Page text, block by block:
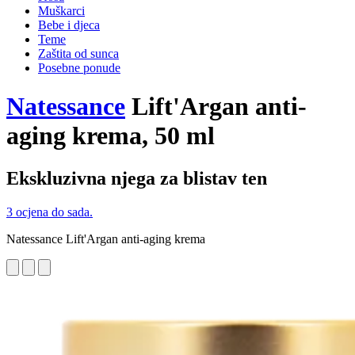
Muškarci
Bebe i djeca
Teme
Zaštita od sunca
Posebne ponude
Natessance Lift'Argan anti-
aging krema, 50 ml
Ekskluzivna njega za blistav ten
3 ocjena do sada.
Natessance Lift'Argan anti-aging krema